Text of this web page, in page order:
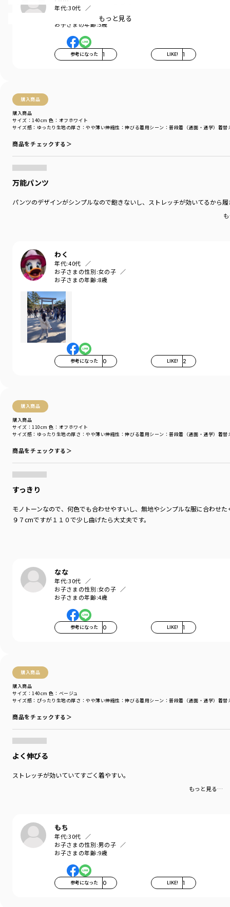
年代:30代
男の子
お子さまの年齢:5歳
参考になった 1 LIKE! 1
購入商品
購入商品
サイズ感 ：ゆったり 生地の厚さ ：やや薄い伸縮性 ：伸びる着用シーン ：普段着（通園・通学） 着替
サイズ：140cm 色：オフホワイト
商品をチェックする＞
万能パンツ
パンツのデザインがシンプルなので飽きないし、ストレッチが効いてるから
わく
年代:40代
お子さまの性別:女の子
お子さまの年齢:8歳
参考になった 0 LIKE! 2
購入商品
購入商品
サイズ感 ：ゆったり 生地の厚さ ：やや薄い伸縮性 ：伸びる着用シーン ：普段着（通園・通学） 着替
サイズ：110cm 色：オフホワイト
商品をチェックする＞
すっきり
モノトーンなので、何色でも合わせやすいし、無地やシンプルな服に合わせ
９７cmですが１１０で少し曲げたら大丈夫です。
なな
年代:30代
お子さまの性別:女の子
お子さまの年齢:4歳
参考になった 0 LIKE! 1
購入商品
購入商品
サイズ感 ：ぴったり 生地の厚さ ：やや薄い伸縮性 ：伸びる着用シーン ：普段着（通園・通学） 着替
サイズ：140cm 色：ベージュ
商品をチェックする＞
よく伸びる
ストレッチが効いていてすごく着やすい。
もっと見る…
もち
年代:30代
お子さまの性別:男の子
お子さまの年齢:9歳
参考になった 0 LIKE! 1
ありながら、身体に程よくフィットするデザインに♪
対象年齢のお子様、数名にご協力いただき、
なんども修正を重ねシルエットをアップデート！
きれいなシルエットでスタイル良く、
男女兼用で使って頂けます。
おしりを包みこむ形状で、しゃがんだときに
ずれにくい安心設計です。
サイズ：サイズ110
シーズン
／ アウトレット
もっと見る